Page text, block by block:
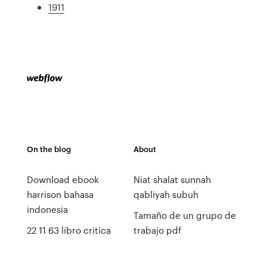
1911
On the blog
Download ebook
harrison bahasa
indonesia
22 11 63 libro critica
About
Niat shalat sunnah
qabliyah subuh
Tamaño de un grupo de
trabajo pdf